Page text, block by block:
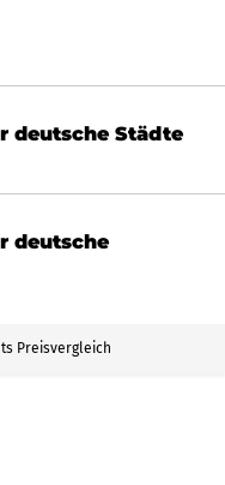
deutsche Städte
deutsche
Preisvergleich